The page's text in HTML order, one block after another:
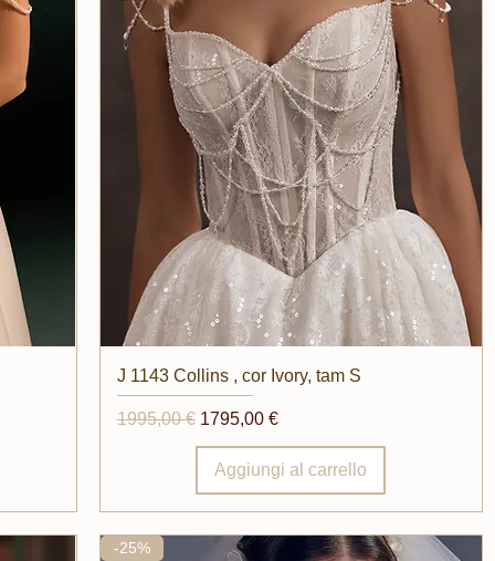
Vista rapida
J 1143 Collins , cor Ivory, tam S
Prezzo regolare
1995,00 € Prezzo scontato
1795,00 €
Aggiungi al carrello
-25%